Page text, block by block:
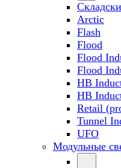
Arctic
Flash
Flood
Flood
Flood
HB
HB
Retail
Tunnel
UFO
Модульные